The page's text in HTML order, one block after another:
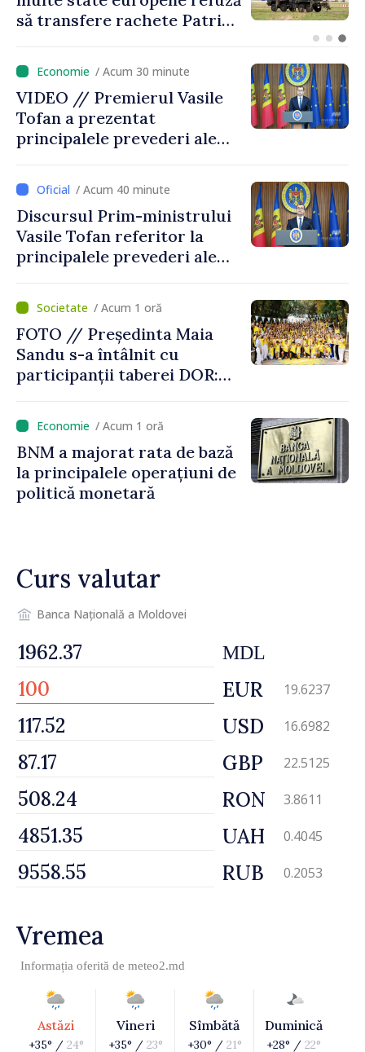
Cod galben de instabilitate
/ Acum 30 minute
VIDEO // Premierul Vasile
Tofan a prezentat
principalele prevederi ale
2027
/ Acum 40 minute
Discursul Prim-ministrului
Vasile Tofan referitor la
principalele prevederi ale
2027
/ Acum 1 oră
FOTO // Președinta Maia
Sandu s-a întâlnit cu
participanții taberei DOR:
noastră rămâne puternică”
/ Acum 1 oră
BNM a majorat rata de bază
la principalele operațiuni de
politică monetară
Curs valutar
Banca Națională a Moldovei
MDL
EUR 19.6237
USD 16.6982
GBP 22.5125
RON 3.8611
UAH 0.4045
RUB 0.2053
Vremea
Informația oferită de meteo2.md
Astăzi
+35° / 24°
Vineri
+35° / 23°
Sîmbătă
+30° / 21°
Duminică
+28° / 22°